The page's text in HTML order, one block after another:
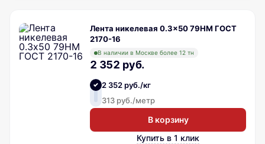
Лента никелевая 0.3x50 79НМ ГОСТ
2170-16
В наличии в Москве более 12 тн
2 352 руб.
2 352 руб./кг
313 руб./метр
В корзину
Купить в 1 клик